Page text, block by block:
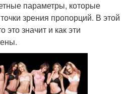
параметры, которые
зрения пропорций. В этой
это значит и как эти